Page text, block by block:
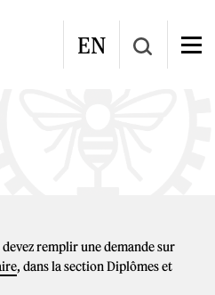
EN
remplir une demande sur
, dans la sectionDiplômes et